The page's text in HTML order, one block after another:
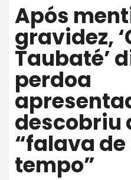
Após mentir sobre
gravidez,
Taubaté’
perdoa
descobriu
“falava
tempo”